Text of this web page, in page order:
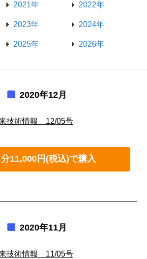
2021年 2022年
2023年 2024年
2025年 2026年
2020年12月
技術情報 12/05号
11,000円(税込)で購入
2020年11月
技術情報 11/05号